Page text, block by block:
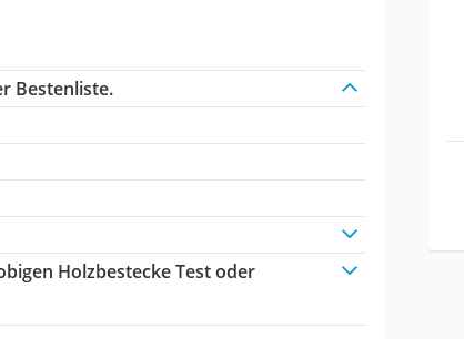
Bestenliste.
Holzbestecke Test oder